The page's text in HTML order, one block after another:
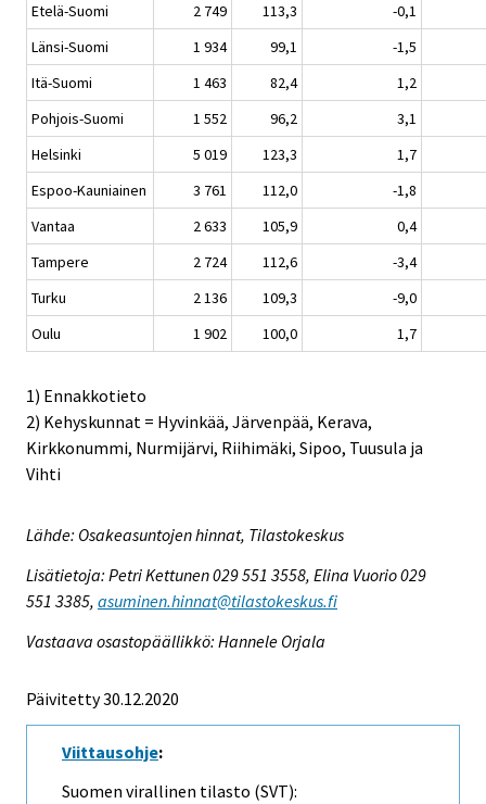
Etelä-Suomi
2 749 113,3
-0,1
Länsi-Suomi
1 934 99,1
-1,5
Itä-Suomi
1 463 82,4
1,2
Pohjois-Suomi
1 552 96,2
3,1
Helsinki
5 019 123,3
1,7
Espoo-Kauniainen
3 761 112,0
-1,8
Vantaa
2 633 105,9
0,4
Tampere
2 724 112,6
-3,4
Turku
2 136 109,3
-9,0
Oulu
1 902 100,0 1,7
1) Ennakkotieto
2) Kehyskunnat = Hyvinkää, Järvenpää, Kerava,
Kirkkonummi, Nurmijärvi, Riihimäki, Sipoo, Tuusula ja
Vihti
Lähde: Osakeasuntojen hinnat, Tilastokeskus
Lisätietoja: Petri Kettunen 029 551 3558, Elina Vuorio 029
551 3385, asuminen.hinnat@tilastokeskus.fi
Vastaava osastopäällikkö: Hannele Orjala
Päivitetty 30.12.2020
Viittausohje:
Suomen virallinen tilasto (SVT):